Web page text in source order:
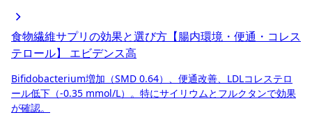
食物繊維サプリの効果と選び方【腸内環境・便通・コレス
テロール】
エビデンス高
Bifidobacterium増加（SMD 0.64）、便通改善、LDLコレステロ
ール低下（-0.35 mmol/L）。特にサイリウムとフルクタンで効果
が確認。